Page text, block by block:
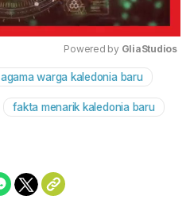
Mute
Powered by GliaStudios
agama warga kaledonia baru
fakta menarik kaledonia baru